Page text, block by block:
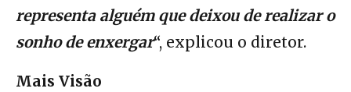
representa alguém que deixou de realizar o
sonho de enxergar“, explicou o diretor.
Mais Visão